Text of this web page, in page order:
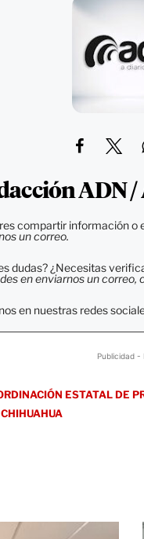
ADN /
compartir información o
un correo.
dudas? ¿Necesitas
en enviarnos un correo,
en nuestras redes
Publicidad -
ESTATAL DE